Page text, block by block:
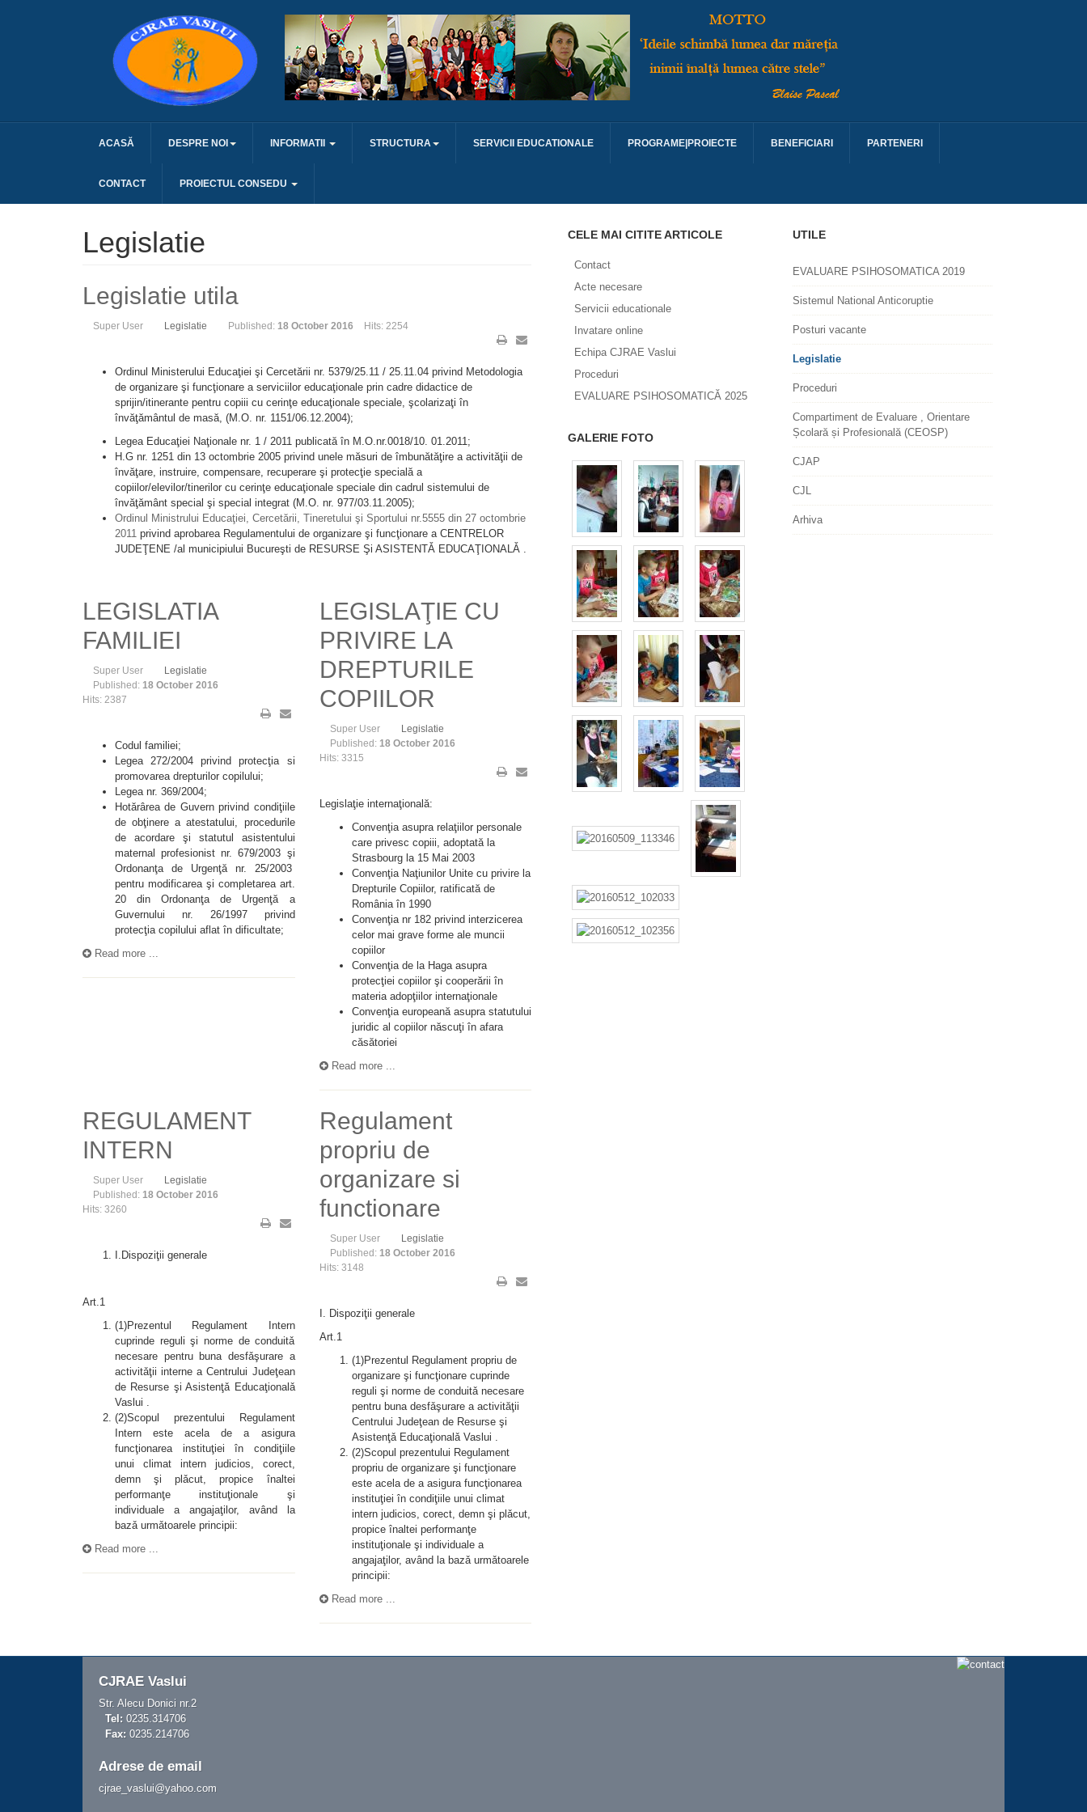
ACASĂ DESPRE NOI INFORMATII STRUCTURA SERVICII EDUCATIONALE PROGRAME|PROIECTE BENEFICIARI PARTENERI
CONTACT PROIECTUL CONSEDU
Legislatie
Legislatie utila
Super User Legislatie Published: 18 October 2016 Hits: 2254
Ordinul Ministerului Educaţiei şi Cercetării nr. 5379/25.11 / 25.11.04 privind Metodologia
de organizare şi funcţionare a serviciilor educaţionale prin cadre didactice de
sprijin/itinerante pentru copiii cu cerinţe educaţionale speciale, şcolarizaţi în
învăţământul de masă, (M.O. nr. 1151/06.12.2004);
Legea Educaţiei Naţionale nr. 1 / 2011 publicată în M.O.nr.0018/10. 01.2011;
H.G nr. 1251 din 13 octombrie 2005 privind unele măsuri de îmbunătăţire a activităţii de
învăţare, instruire, compensare, recuperare şi protecţie specială a
copiilor/elevilor/tinerilor cu cerinţe educaţionale speciale din cadrul sistemului de
învăţământ special şi special integrat (M.O. nr. 977/03.11.2005);
Ordinul Ministrului Educaţiei, Cercetării, Tineretului şi Sportului nr.5555 din 27 octombrie
2011 privind aprobarea Regulamentului de organizare şi funcţionare a CENTRELOR
JUDEŢENE /al municipiului Bucureşti de RESURSE Şi ASISTENTǍ EDUCAŢIONALǍ .
LEGISLATIA
FAMILIEI
Super User
Legislatie
Published: 18 October 2016
Hits: 2387
Codul familiei;
Legea 272/2004 privind protecţia si
promovarea drepturilor copilului;
Legea nr. 369/2004;
Hotărârea de Guvern privind condiţiile
de obţinere a atestatului, procedurile
de acordare şi statutul asistentului
maternal profesionist nr. 679/2003 şi
Ordonanţa de Urgenţă nr. 25/2003
pentru modificarea şi completarea art.
20 din Ordonanţa de Urgenţă a
Guvernului nr. 26/1997 privind
protecţia copilului aflat în dificultate;
Read more ...
LEGISLAŢIE CU
PRIVIRE LA
DREPTURILE
COPIILOR
Super User
Legislatie
Published: 18 October 2016
Hits: 3315
Legislaţie internaţională:
Convenţia asupra relaţiilor personale
care privesc copiii, adoptată la
Strasbourg la 15 Mai 2003
Convenţia Naţiunilor Unite cu privire la
Drepturile Copiilor, ratificată de
România în 1990
Convenţia nr 182 privind interzicerea
celor mai grave forme ale muncii
copiilor
Convenţia de la Haga asupra
protecţiei copiilor şi cooperării în
materia adopţiilor internaţionale
Convenţia europeană asupra statutului
juridic al copiilor născuţi în afara
căsătoriei
Read more ...
REGULAMENT
INTERN
Super User
Legislatie
Published: 18 October 2016
Hits: 3260
I.Dispoziţii generale
Art.1
(1)Prezentul Regulament Intern
cuprinde reguli şi norme de conduitǎ
necesare pentru buna desfǎşurare a
activitǎţii interne a Centrului Judeţean
de Resurse şi Asistenţǎ Educaţionalǎ
Vaslui .
(2)Scopul prezentului Regulament
Intern este acela de a asigura
funcţionarea instituţiei în condiţiile
unui climat intern judicios, corect,
demn şi plǎcut, propice înaltei
performanţe instituţionale şi
individuale a angajaţilor, având la
bazǎ urmǎtoarele principii:
Read more ...
Regulament
propriu de
organizare si
functionare
Super User
Legislatie
Published: 18 October 2016
Hits: 3148
I. Dispoziţii generale
Art.1
(1)Prezentul Regulament propriu de
organizare şi funcţionare cuprinde
reguli şi norme de conduitǎ necesare
pentru buna desfǎşurare a activităţii
Centrului Judeţean de Resurse şi
Asistenţǎ Educaţionalǎ Vaslui .
(2)Scopul prezentului Regulament
propriu de organizare şi funcţionare
este acela de a asigura funcţionarea
instituţiei în condiţiile unui climat
intern judicios, corect, demn şi plǎcut,
propice înaltei performanţe
instituţionale şi individuale a
angajaţilor, având la bazǎ urmǎtoarele
principii:
Read more ...
CELE MAI CITITE ARTICOLE
Contact
Acte necesare
Servicii educationale
Invatare online
Echipa CJRAE Vaslui
Proceduri
EVALUARE PSIHOSOMATICĂ 2025
GALERIE FOTO
UTILE
EVALUARE PSIHOSOMATICA 2019
Sistemul National Anticoruptie
Posturi vacante
Legislatie
Proceduri
Compartiment de Evaluare , Orientare
Școlară și Profesională (CEOSP)
CJAP
CJL
Arhiva
CJRAE Vaslui
Str. Alecu Donici nr.2
Tel: 0235.314706
Fax: 0235.214706
Adrese de email
cjrae_vaslui@yahoo.com